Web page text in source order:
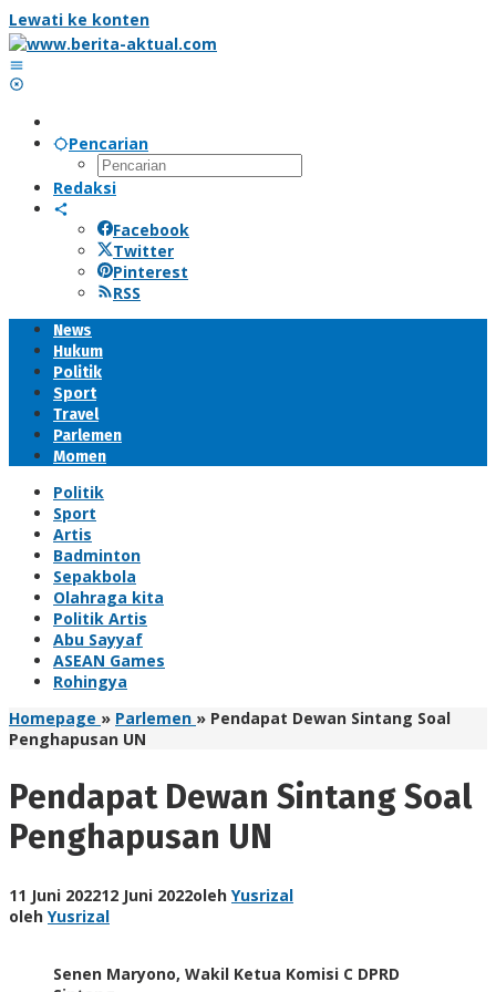
Lewati ke konten
Pencarian
Redaksi
Facebook
Twitter
Pinterest
RSS
News
Hukum
Politik
Sport
Travel
Parlemen
Momen
Politik
Sport
Artis
Badminton
Sepakbola
Olahraga kita
Politik Artis
Abu Sayyaf
ASEAN Games
Rohingya
Homepage » Parlemen » Pendapat Dewan Sintang Soal
Penghapusan UN
Pendapat Dewan Sintang Soal
Penghapusan UN
11 Juni 202212 Juni 2022oleh Yusrizal
oleh Yusrizal
Senen Maryono, Wakil Ketua Komisi C DPRD